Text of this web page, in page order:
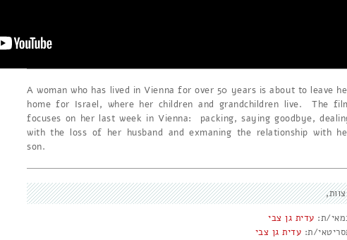
A woman who has lived in Vienna for over 50 years is about to leave
home for Israel, where her children and grandchildren live. The
focuses on her last week in Vienna: packing, saying goodbye,
with the loss of her husband and exmaning the relationship with
son.
צוות
ת: עדית גן צבי
ת: עדית גן צבי